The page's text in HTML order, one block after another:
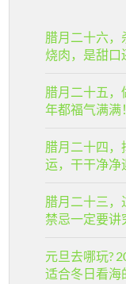
腊月二十六，
烧肉，是甜口
腊月二十五，
年都福气满满！
腊月二十四，
运，干干净净
腊月二十三，
禁忌一定要讲
元旦去哪玩?
适合冬日看海